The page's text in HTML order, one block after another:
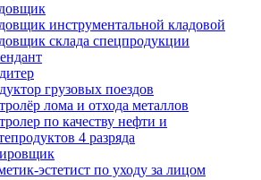
инструментальной кладовой
склада спецпродукции
грузовых поездов
лома и отхода металлов
по качеству нефти и
4 разряда
эстетист по уходу за лицом